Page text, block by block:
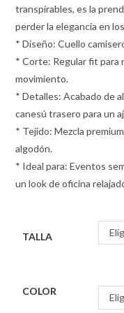
transpirables, es la
perder la elegancia en
* Diseño: Cuello
* Corte: Regular fit para
movimiento.
* Detalles: Acabado de
canesú trasero para un
* Tejido: Mezcla
algodón.
* Ideal para: Eventos
un look de oficina
TALLA
COLOR